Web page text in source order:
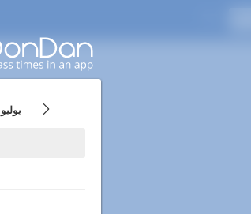
9 يوليو